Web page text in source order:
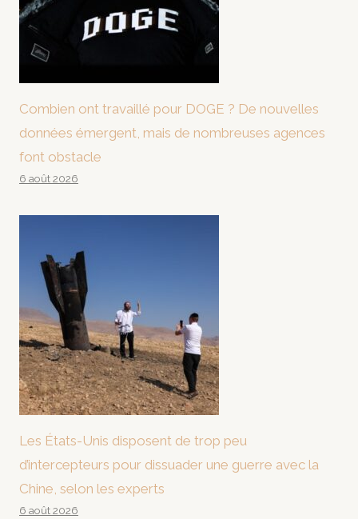
Combien ont travaillé pour DOGE ? De nouvelles
données émergent, mais de nombreuses agences
font obstacle
6 août 2026
Les États-Unis disposent de trop peu
d’intercepteurs pour dissuader une guerre avec la
Chine, selon les experts
6 août 2026